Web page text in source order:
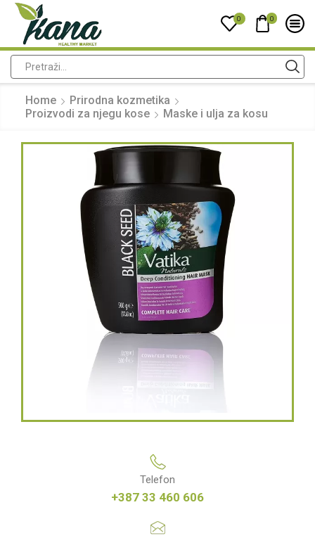
0 0
Home
Prirodna kozmetika
Proizvodi za njegu kose
Maske i ulja za kosu
Telefon
+387 33 460 606